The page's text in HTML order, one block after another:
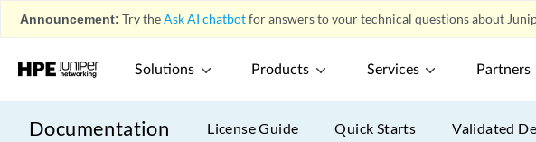
Announcement: Try theAsk AI chatbotfor answers to your technical questions about
Solutions Products Services Partners
Documentation License Guide Quick Starts Validated